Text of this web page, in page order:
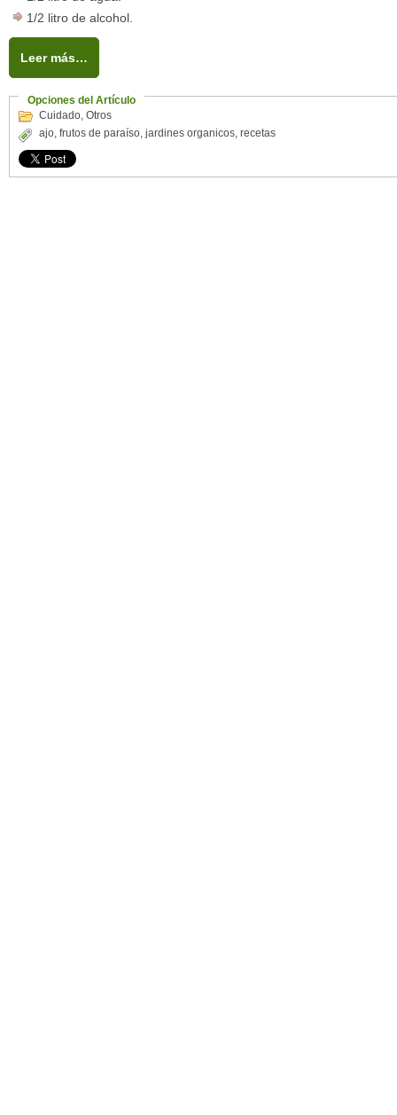
1/2 litro de alcohol.
Leer más…
Opciones del Artículo
Cuidado, Otros
ajo, frutos de paraíso, jardines organicos, recetas